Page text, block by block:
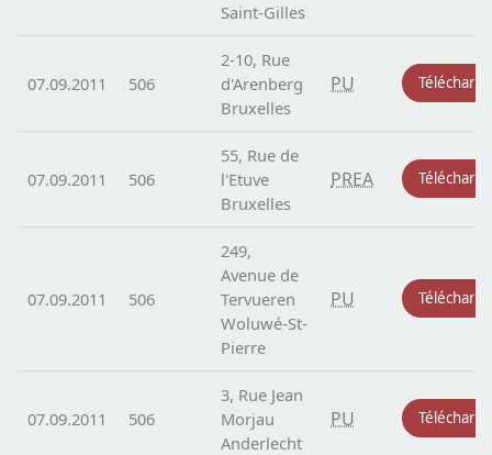
Saint-Gilles
07.09.2011 506
2-10, Rue
d'Arenberg
Bruxelles
PU
07.09.2011 506
55, Rue de
l'Etuve
Bruxelles
PREA
07.09.2011 506
249,
Avenue de
Tervueren
Woluwé-St-
Pierre
PU
07.09.2011 506
3, Rue Jean
Morjau
Anderlecht
PU